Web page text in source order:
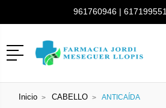
961760946 | 617199551
Menú
Inicio CABELLO ANTICAÍDA